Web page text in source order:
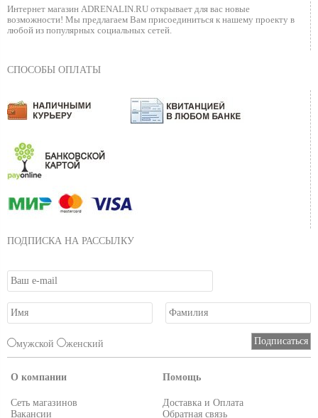
Интернет магазин ADRENALIN.RU открывает для вас новые
возможности! Мы предлагаем Вам присоединиться к нашему проекту в
любой из популярных социальных сетей.
СПОСОБЫ ОПЛАТЫ
ПОДПИСКА НА РАССЫЛКУ
мужской женский
О компании
Сеть магазинов
Вакансии
Помощь
Доставка и Оплата
Обратная связь